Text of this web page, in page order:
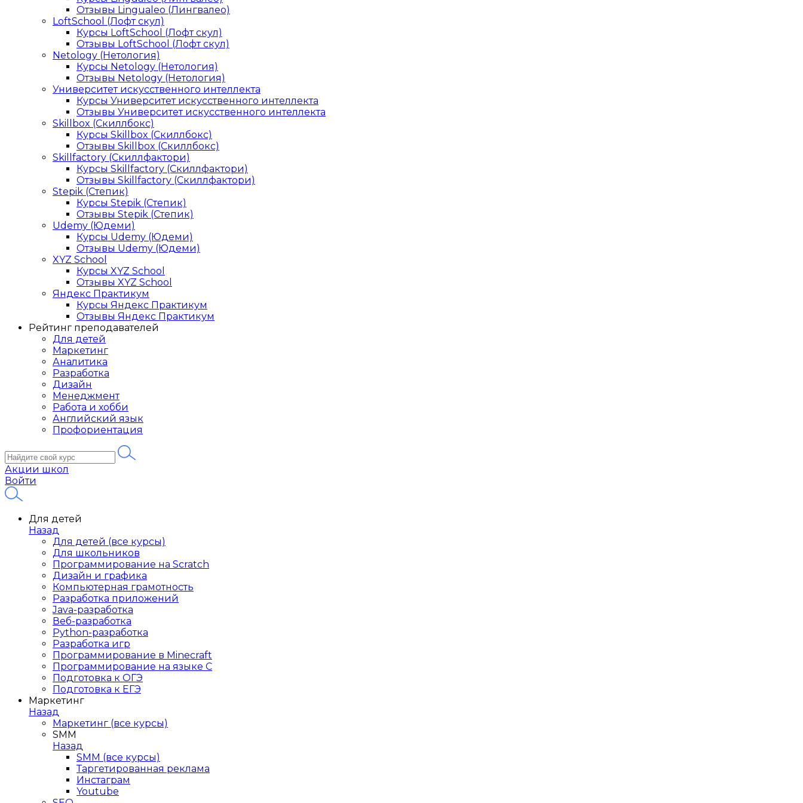
Отзывы Lingualeo (Лингвалео)
LoftSchool (Лофт скул)
Курсы LoftSchool (Лофт скул)
Отзывы LoftSchool (Лофт скул)
Netology (Нетология)
Курсы Netology (Нетология)
Отзывы Netology (Нетология)
Университет искусственного интеллекта
Курсы Университет искусственного интеллекта
Отзывы Университет искусственного интеллекта
Skillbox (Скиллбокс)
Курсы Skillbox (Скиллбокс)
Отзывы Skillbox (Скиллбокс)
Skillfactory (Скиллфактори)
Курсы Skillfactory (Скиллфактори)
Отзывы Skillfactory (Скиллфактори)
Stepik (Степик)
Курсы Stepik (Степик)
Отзывы Stepik (Степик)
Udemy (Юдеми)
Курсы Udemy (Юдеми)
Отзывы Udemy (Юдеми)
XYZ School
Курсы XYZ School
Отзывы XYZ School
Яндекс Практикум
Курсы Яндекс Практикум
Отзывы Яндекс Практикум
Рейтинг преподавателей
Для детей
Маркетинг
Аналитика
Разработка
Дизайн
Менеджмент
Работа и хобби
Английский язык
Профориентация
Акции школ
Войти
Для детей
Назад
Для детей (все курсы)
Для школьников
Программирование на Scratch
Дизайн и графика
Компьютерная грамотность
Разработка приложений
Java-разработка
Веб-разработка
Python-разработка
Разработка игр
Программирование в Minecraft
Программирование на языке C
Подготовка к ОГЭ
Подготовка к ЕГЭ
Маркетинг
Назад
Маркетинг (все курсы)
SMM
Назад
SMM (все курсы)
Таргетированная реклама
Инстаграм
Youtube